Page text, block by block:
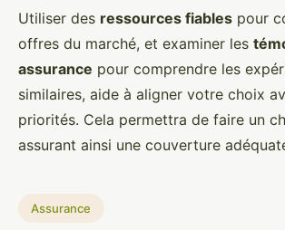
Utiliser des ressources fiables pour
offres du marché, et examiner les
assurance pour comprendre les
similaires, aide à aligner votre choix
priorités. Cela permettra de faire un
assurant ainsi une couverture
Assurance